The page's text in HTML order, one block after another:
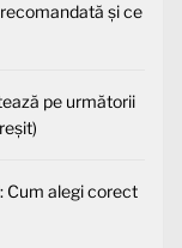
și ce
pe următorii
Cum alegi corect